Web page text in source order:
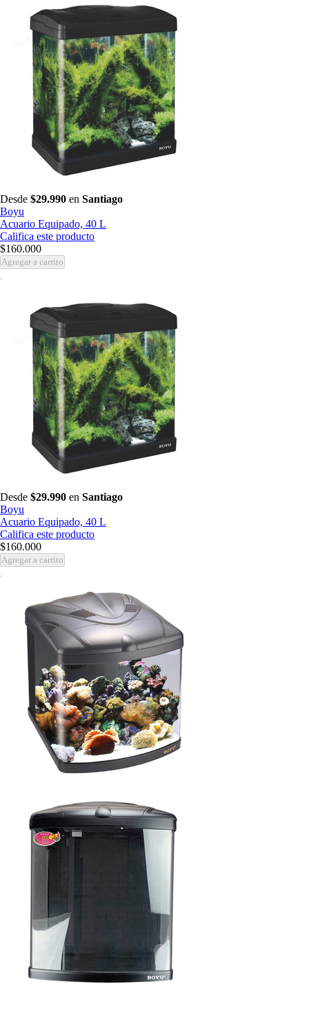
Desde $29.990 en Santiago
Boyu
Acuario Equipado, 40 L
Califica este producto
$160.000
Agregar a carrito
Desde $29.990 en Santiago
Boyu
Acuario Equipado, 40 L
Califica este producto
$160.000
Agregar a carrito